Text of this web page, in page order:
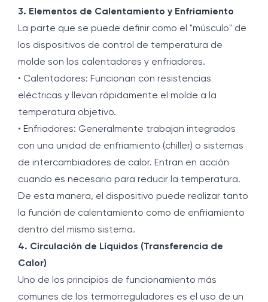
3. Elementos de Calentamiento y Enfriamiento
La parte que se puede definir como el "músculo" de
los dispositivos de control de temperatura de
molde son los calentadores y enfriadores.
• Calentadores: Funcionan con resistencias
eléctricas y llevan rápidamente el molde a la
temperatura objetivo.
• Enfriadores: Generalmente trabajan integrados
con una unidad de enfriamiento (chiller) o sistemas
de intercambiadores de calor. Entran en acción
cuando es necesario para reducir la temperatura.
De esta manera, el dispositivo puede realizar tanto
la función de calentamiento como de enfriamiento
dentro del mismo sistema.
4. Circulación de Líquidos (Transferencia de
Calor)
Uno de los principios de funcionamiento más
comunes de los termorreguladores es el uso de un